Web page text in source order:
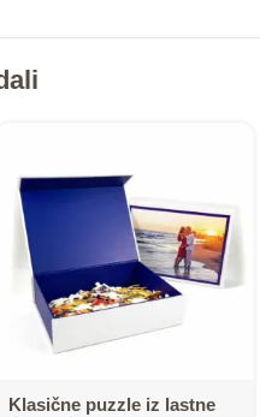
Klasične puzzle iz lastne